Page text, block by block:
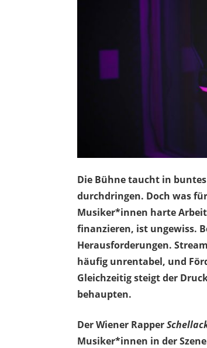
Die Bühne taucht in
durchdringen. Doch was
Musiker*innen harte
finanzieren, ist ungewiss.
Herausforderungen.
häufig unrentabel, und
Gleichzeitig steigt der
behaupten.
Der Wiener Rapper
Musiker*innen in der